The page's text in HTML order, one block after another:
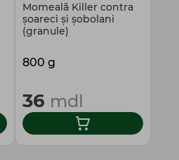
Momeală Killer contra
şoareci şi şobolani
(granule)
800 g
36 mdl